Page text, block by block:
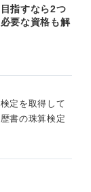
のコミット
ピールしま
ニケーシ
ことができ
人スキ
指すなら2つ
要な資格も解
定を取得して
書の珠算検定